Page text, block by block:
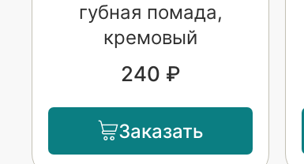
губная помада,
кремовый
240 ₽
Заказать